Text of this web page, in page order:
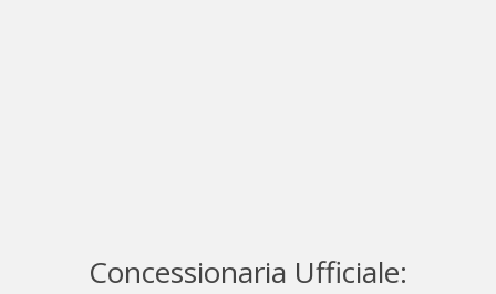
Concessionaria Ufficiale: